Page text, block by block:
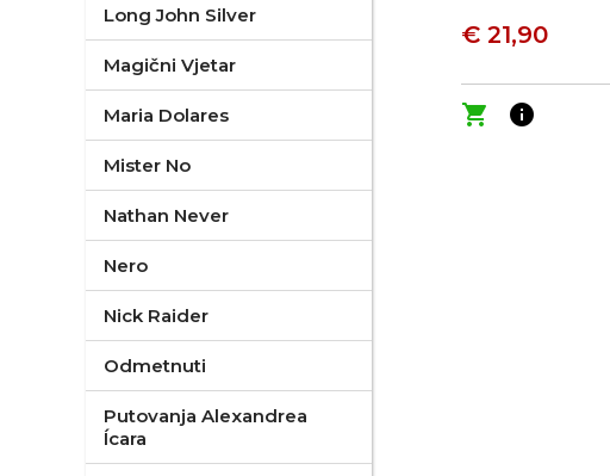
Long John Silver
Magični Vjetar
Maria Dolares
Mister No
Nathan Never
Nero
Nick Raider
Odmetnuti
Putovanja Alexandrea
Ícara
€ 21,90
shopping_cart info